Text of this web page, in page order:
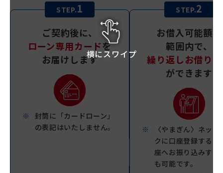
STEP.1
ご契約後に、
ローン専用カードを
お届けします
封筒に「カードローン」
の表記はいたしません。
STEP.2
お借入可能額の
範囲内で、
繰り返しお借り
ができます
〈やまぎん〉ネット
クに口座登録すると
座へお振り込みする
も可能です。
横にスワイプ